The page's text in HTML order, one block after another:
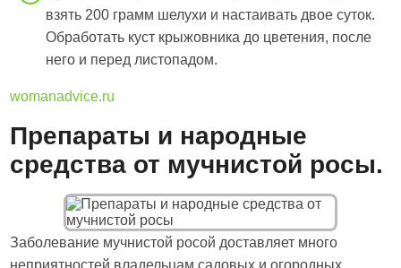
взять 200 грамм шелухи и настаивать двое суток.
Обработать куст крыжовника до цветения, после
него и перед листопадом.
womanadvice.ru
Препараты и народные
средства от мучнистой росы.
Заболевание мучнистой росой доставляет много
неприятностей владельцам садовых и огородных